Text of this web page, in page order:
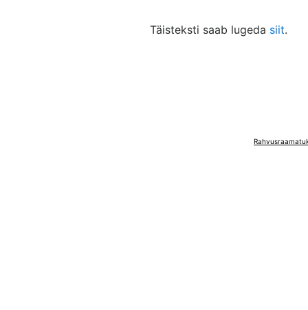
Täisteksti saab lugeda siit.